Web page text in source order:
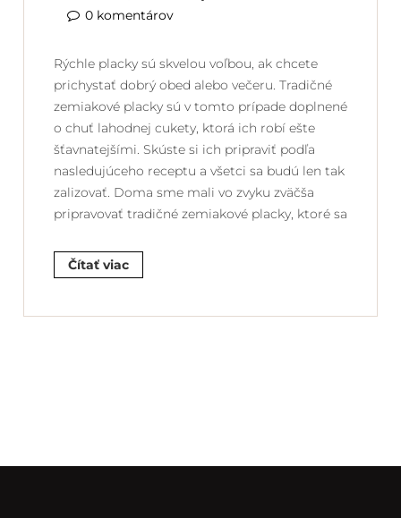
0 komentárov
Rýchle placky sú skvelou voľbou, ak chcete
prichystať dobrý obed alebo večeru. Tradičné
zemiakové placky sú v tomto prípade doplnené
o chuť lahodnej cukety, ktorá ich robí ešte
šťavnatejšími. Skúste si ich pripraviť podľa
nasledujúceho receptu a všetci sa budú len tak
zalizovať. Doma sme mali vo zvyku zväčša
pripravovať tradičné zemiakové placky, ktoré sa
Čítať viac